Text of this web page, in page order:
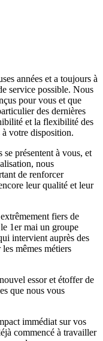
années et a toujours à
service possible. Nous
pour vous et que
des dernières
et la flexibilité des
votre disposition.
présentent à vous, et
nous
de renforcer
leur qualité et leur
fiers de
1er mai un groupe
intervient auprès des
mêmes métiers
essor et étoffer de
que nous vous
immédiat sur vos
commencé à travailler